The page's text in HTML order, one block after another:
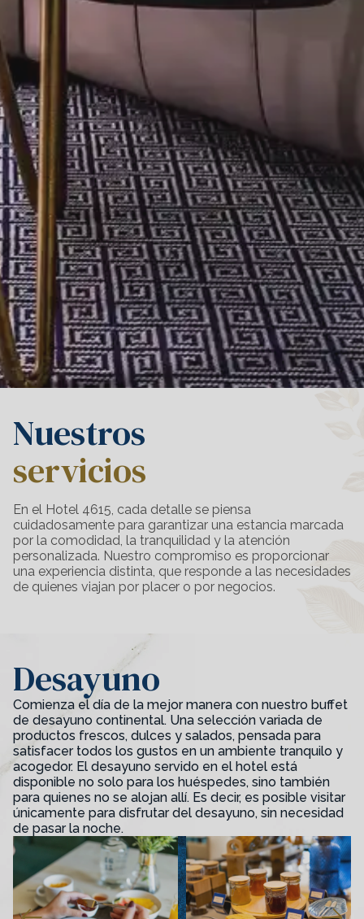
Nuestros
servicios
En el Hotel 4615, cada detalle se piensa
cuidadosamente para garantizar una estancia marcada
por la comodidad, la tranquilidad y la atención
personalizada. Nuestro compromiso es proporcionar
una experiencia distinta, que responde a las necesidades
de quienes viajan por placer o por negocios.
Desayuno
Comienza el día de la mejor manera con nuestro buffet
de desayuno continental. Una selección variada de
productos frescos, dulces y salados, pensada para
satisfacer todos los gustos en un ambiente tranquilo y
acogedor. El desayuno servido en el hotel está
disponible no solo para los huéspedes, sino también
para quienes no se alojan allí. Es decir, es posible visitar
únicamente para disfrutar del desayuno, sin necesidad
de pasar la noche.